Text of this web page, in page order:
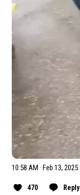
10:58 AM · Feb 13, 2025
470 Reply